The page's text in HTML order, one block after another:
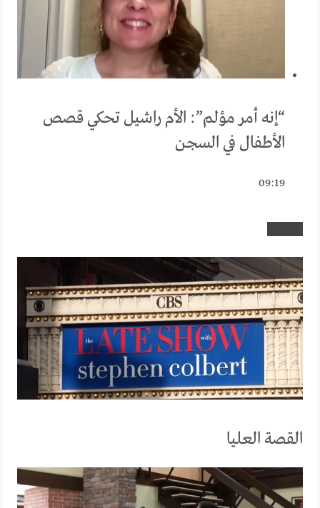
“إنه أمر مؤلم”: الأم راشيل تحكي قصص
الأطفال في السجن
09:19
القصة العليا